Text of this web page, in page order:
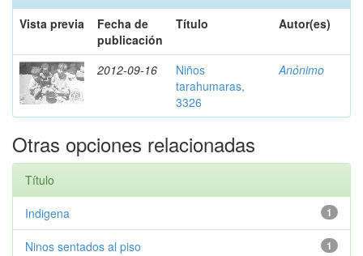
Vista previa
Fecha de
publicación
Título Autor(es)
2012-09-16
Niños
tarahumaras,
3326
Anónimo
Otras opciones relacionadas
Título
1
Indigena
1
Ninos sentados al piso